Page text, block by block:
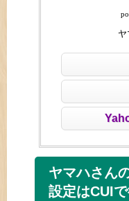
ヤ
ヤマハさん
設定はCUI